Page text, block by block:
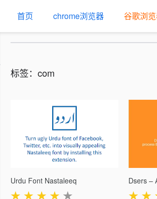
首页 chrome浏览器 谷歌浏
标签：com
Urdu Font Nastaleeq
★ ★ ★ ★ ★ ★ ★